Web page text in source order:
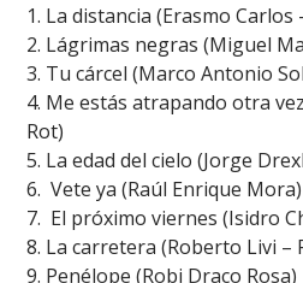
1. La distancia (Erasmo
2. Lágrimas negras (Miguel
3. Tu cárcel (Marco Antonio
4. Me estás atrapando otra
Rot)
5. La edad del cielo (Jorge
6. Vete ya (Raúl Enrique Mora)
7. El próximo viernes (Isidro
8. La carretera (Roberto Livi –
9. Penélope (Robi Draco Rosa)